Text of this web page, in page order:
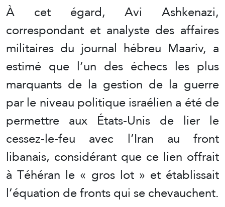
À cet égard, Avi Ashkenazi,
correspondant et analyste des affaires
militaires du journal hébreu Maariv, a
estimé que l’un des échecs les plus
marquants de la gestion de la guerre
par le niveau politique israélien a été de
permettre aux États-Unis de lier le
cessez-le-feu avec l’Iran au front
libanais, considérant que ce lien offrait
à Téhéran le « gros lot » et établissait
l’équation de fronts qui se chevauchent.